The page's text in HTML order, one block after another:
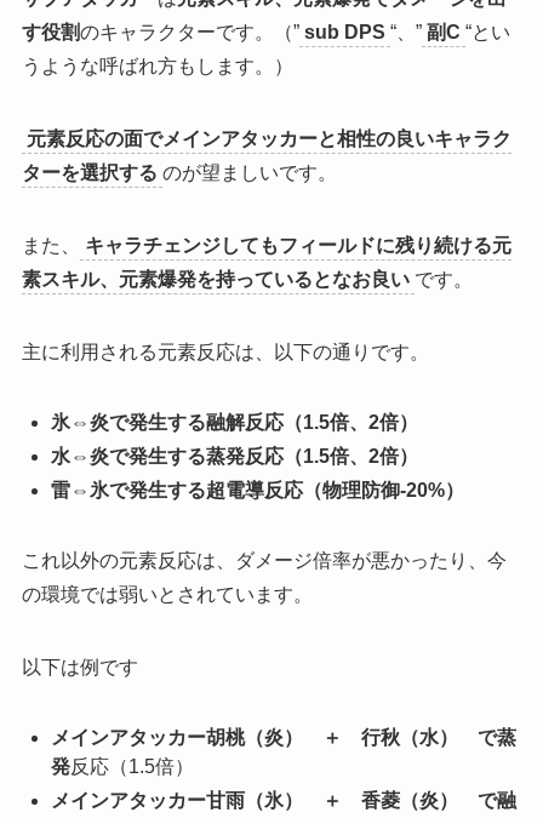
す役割のキャラクターです。（” sub DPS “、” 副C “とい
うような呼ばれ方もします。）
元素反応の面でメインアタッカーと相性の良いキャラク
ターを選択する のが望ましいです。
また、
キャラチェンジしてもフィールドに残り続ける元
素スキル、元素爆発を持っているとなお良い です。
主に利用される元素反応は、以下の通りです。
氷⇔炎で発生する融解反応（1.5倍、2倍）
水⇔炎で発生する蒸発反応（1.5倍、2倍）
雷⇔氷で発生する超電導反応（物理防御-20%）
これ以外の元素反応は、ダメージ倍率が悪かったり、今
の環境では弱いとされています。
以下は例です
メインアタッカー胡桃（炎） ＋ 行秋（水） で蒸
発反応（1.5倍）
メインアタッカー甘雨（氷） ＋ 香菱（炎） で融